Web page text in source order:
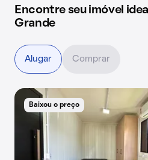
Encontre seu imóvel
Grande
Baixou o preço
Alugar Comprar